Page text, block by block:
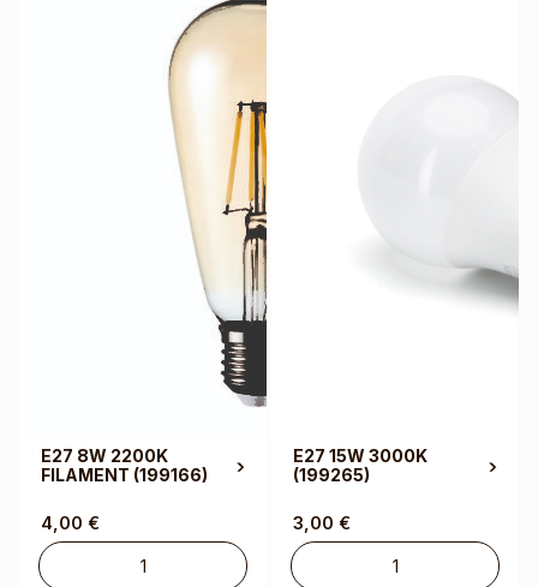
E27 8W 2200K
FILAMENT (199166)
4,00 €
E27 15W 3000K
(199265)
3,00 €